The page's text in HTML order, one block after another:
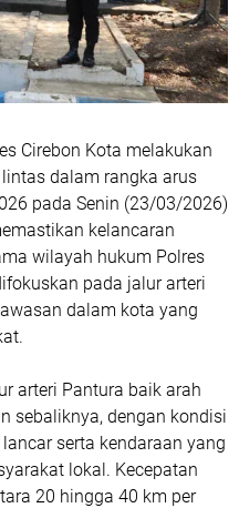
Cirebon Kota melakukan
dalam rangka arus
pada Senin (23/03/2026)
kelancaran
wilayah hukum Polres
pada jalur arteri
dalam kota yang
arteri Pantura baik arah
sebaliknya, dengan kondisi
serta kendaraan yang
lokal. Kecepatan
20 hingga 40 km per